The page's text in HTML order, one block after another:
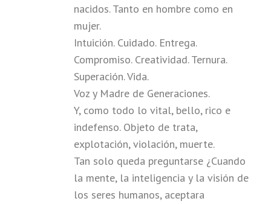
nacidos. Tanto en hombre como en
mujer.
Intuición. Cuidado. Entrega.
Compromiso. Creatividad. Ternura.
Superación. Vida.
Voz y Madre de Generaciones.
Y, como todo lo vital, bello, rico e
indefenso. Objeto de trata,
explotación, violación, muerte.
Tan solo queda preguntarse ¿Cuando
la mente, la inteligencia y la visión de
los seres humanos, aceptara